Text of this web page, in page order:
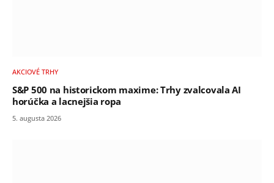
AKCIOVÉ TRHY
S&P 500 na historickom maxime: Trhy zvalcovala AI
horúčka a lacnejšia ropa
5. augusta 2026